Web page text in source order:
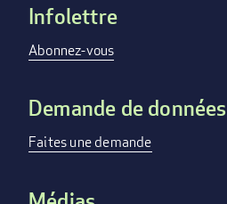
Footer
menu
Infolettre
Abonnez-vous
Demande de données
Faites une demande